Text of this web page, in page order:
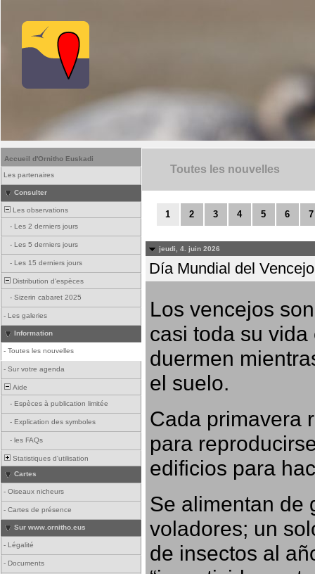
Accueil d'Ornitho Euskadi
Les partenaires
Consulter
Les observations
- Les 2 derniers jours
- Les 5 derniers jours
- Les 15 derniers jours
Distribution d'espèces
- Sizerin cabaret 2025
- Les galeries
Information
- Toutes les nouvelles
- Sur votre agenda
Aide
- Espèces à publication limitée
- Explication des symboles
- les FAQs
Statistiques d'utilisation
Cartes
- Oiseaux nicheurs
- Cartes de présence
Sur www.ornitho.eus
- Légalité
- Documents
Toutes les nouvelles
1 2 3 4 5 6 7
jeudi, 4. juin 2026
Día Mundial del
Los vencejos
casi toda su
duermen
el suelo.
Cada primavera
para
edificios para
Se alimentan de
voladores; un
de insectos al